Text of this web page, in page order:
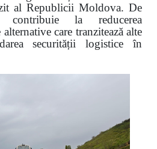
al Republicii Moldova. De
contribuie la reducerea
care tranzitează alte
securității logistice în